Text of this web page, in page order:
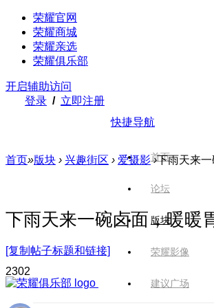
荣耀官网
荣耀商城
荣耀亲选
荣耀俱乐部
开启辅助访问
登录 / 立即注册
快捷导航
首页
论坛
版块
荣耀影像
建议广场
首页»版块 › 兴趣街区 › 爱摄影 ›下雨天来
下雨天来一碗卤面，暖暖
[复制帖子标题和链接]
2302